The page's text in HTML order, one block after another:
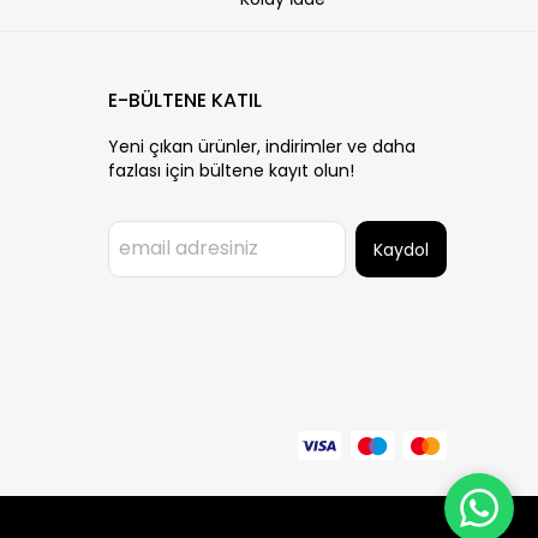
E-BÜLTENE KATIL
Yeni çıkan ürünler, indirimler ve daha
fazlası için bültene kayıt olun!
Kaydol